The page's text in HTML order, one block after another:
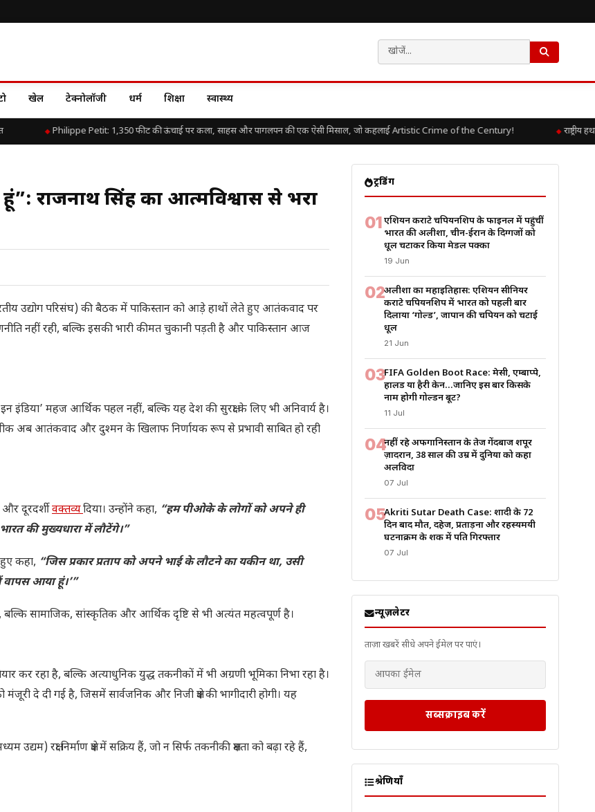
खेल टेक्नोलॉजी धर्म शिक्षा स्वास्थ्य
Philippe Petit: 1,350 फीट की ऊंचाई पर कला, साहस और पागलपन की एक ऐसी मिसाल, जो कहलाई Artistic Crime of the Century! राष्ट्रीय
राजनाथ सिंह का आत्मविश्वास से भरा
उद्योग परिसंघ) की बैठक में पाकिस्तान को आड़े हाथों लेते हुए आतंकवाद पर
नहीं रही, बल्कि इसकी भारी कीमत चुकानी पड़ती है और पाकिस्तान आज
इंडिया’ महज आर्थिक पहल नहीं, बल्कि यह देश की सुरक्षा के लिए भी अनिवार्य है।
अब आतंकवाद और दुश्मन के खिलाफ निर्णायक रूप से प्रभावी साबित हो रही
दूरदर्शीवक्तव्यदिया। उन्होंने कहा, “हम पीओके के लोगों को अपने ही
की मुख्यधारा में लौटेंगे।”
कहा, “जिस प्रकार प्रताप को अपने भाई के लौटने का यकीन था, उसी
वापस आया हूं।’”
बल्कि सामाजिक, सांस्कृतिक और आर्थिक दृष्टि से भी अत्यंत महत्वपूर्ण है।
कर रहा है, बल्कि अत्याधुनिक युद्ध तकनीकों में भी अग्रणी भूमिका निभा रहा है।
दे दी गई है, जिसमें सार्वजनिक और निजी क्षेत्र की भागीदारी होगी। यह
रक्षा निर्माण क्षेत्र में सक्रिय हैं, जो न सिर्फ तकनीकी क्षमता को बढ़ा रहे हैं,
ट्रेंडिंग
01एशियन कराटे चैंपियनशिप के फाइनल में पहुंचीं
भारत की अलीशा, चीन-ईरान के दिग्गजों को
धूल चटाकर किया मेडल पक्का
19 Jun
02अलीशा का महाइतिहास: एशियन सीनियर
कराटे चैंपियनशिप में भारत को पहली बार
दिलाया ‘गोल्ड’, जापान की चैंपियन को चटाई
धूल
21 Jun
03FIFA Golden Boot Race: मेसी, एम्बाप्पे,
हालैंड या हैरी केन…जानिए इस बार किसके
नाम होगी गोल्डन बूट?
11 Jul
04नहीं रहे अफगानिस्तान के तेज गेंदबाज शपूर
ज़ादरान, 38 साल की उम्र में दुनिया को कहा
अलविदा
07 Jul
05Akriti Sutar Death Case: शादी के 72
दिन बाद मौत, दहेज, प्रताड़ना और रहस्यमयी
घटनाक्रम के शक में पति गिरफ्तार
07 Jul
न्यूज़लेटर
ताज़ा खबरें सीधे अपने ईमेल पर पाएं।
सब्सक्राइब करें
श्रेणियाँ